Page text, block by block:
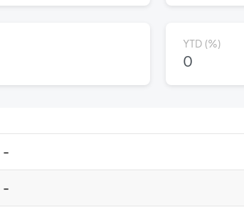
YTD (%)
0
-
-